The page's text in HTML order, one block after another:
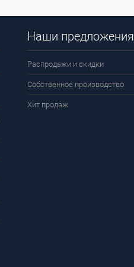
Наши предложения
Распродажи и скидки
Собственное производство
Хит продаж